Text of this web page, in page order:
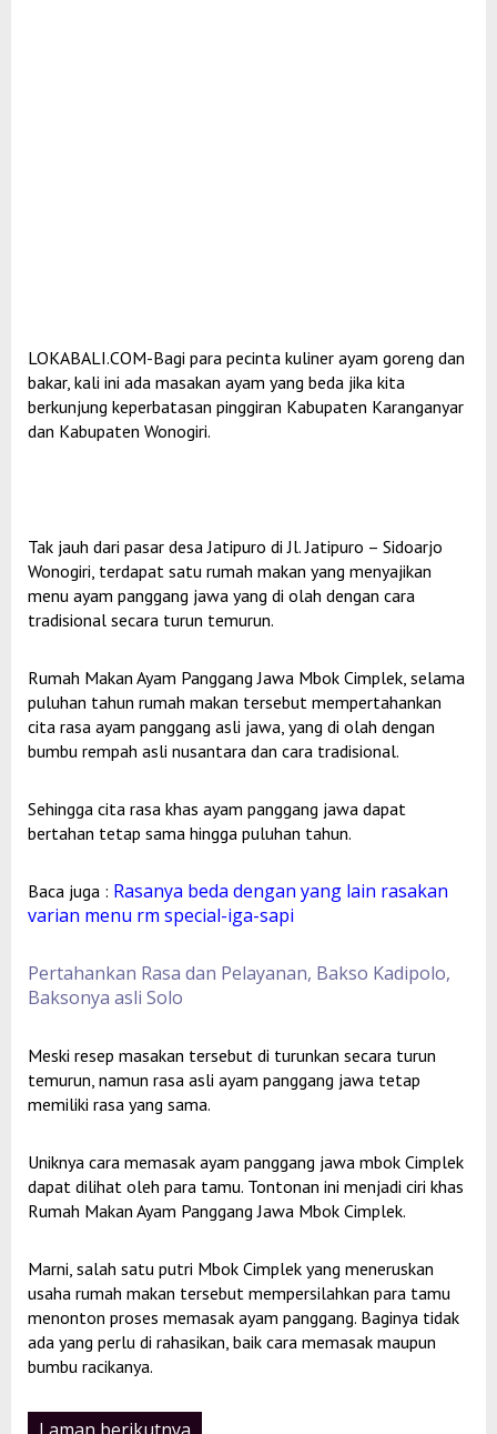
LOKABALI.COM-Bagi para pecinta kuliner ayam goreng dan
bakar, kali ini ada masakan ayam yang beda jika kita
berkunjung keperbatasan pinggiran Kabupaten Karanganyar
dan Kabupaten Wonogiri.
Tak jauh dari pasar desa Jatipuro di Jl. Jatipuro – Sidoarjo
Wonogiri, terdapat satu rumah makan yang menyajikan
menu ayam panggang jawa yang di olah dengan cara
tradisional secara turun temurun.
Rumah Makan Ayam Panggang Jawa Mbok Cimplek, selama
puluhan tahun rumah makan tersebut mempertahankan
cita rasa ayam panggang asli jawa, yang di olah dengan
bumbu rempah asli nusantara dan cara tradisional.
Sehingga cita rasa khas ayam panggang jawa dapat
bertahan tetap sama hingga puluhan tahun.
Baca juga : Rasanya beda dengan yang lain rasakan
varian menu rm special-iga-sapi
Pertahankan Rasa dan Pelayanan, Bakso Kadipolo,
Baksonya asli Solo
Meski resep masakan tersebut di turunkan secara turun
temurun, namun rasa asli ayam panggang jawa tetap
memiliki rasa yang sama.
Uniknya cara memasak ayam panggang jawa mbok Cimplek
dapat dilihat oleh para tamu. Tontonan ini menjadi ciri khas
Rumah Makan Ayam Panggang Jawa Mbok Cimplek.
Marni, salah satu putri Mbok Cimplek yang meneruskan
usaha rumah makan tersebut mempersilahkan para tamu
menonton proses memasak ayam panggang. Baginya tidak
ada yang perlu di rahasikan, baik cara memasak maupun
bumbu racikanya.